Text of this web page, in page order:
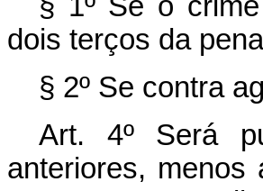
dois terços da
§ 2º Se contra
Art. 4º Será
anteriores,